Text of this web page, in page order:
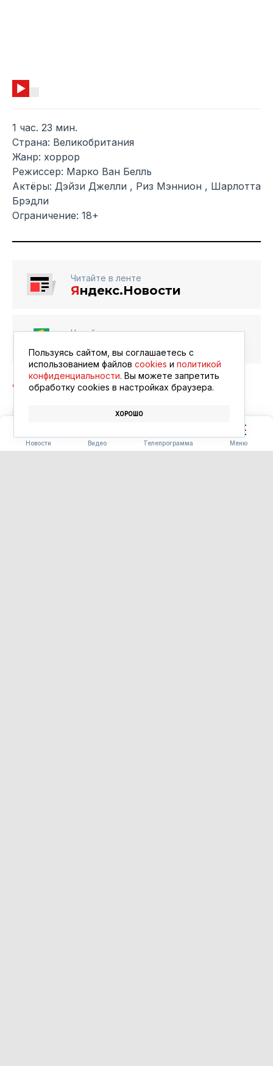
Новости Видео Телепрограмма Меню
1 час. 23 мин.
Страна: Великобритания
Жанр: хоррор
Режиссер: Марко Ван Белль
Актёры: Дэйзи Джелли , Риз Мэннион , Шарлотта
Брэдли
Ограничение: 18+
Читайте в ленте
Яндекс.Новости
Читайте в ленте
АФИША
Пользуясь сайтом, вы соглашаетесь с
использованием файлов cookies и политикой
конфиденциальности. Вы можете запретить
обработку сookies в настройках браузера.
ХОРОШО